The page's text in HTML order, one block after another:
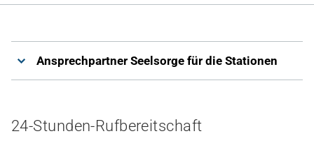
Ansprechpartner Seelsorge für die Stationen
24-Stunden-Rufbereitschaft